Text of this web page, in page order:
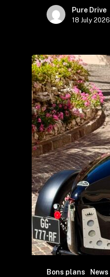
Pure Drive
18 July 2026
Bons plans News